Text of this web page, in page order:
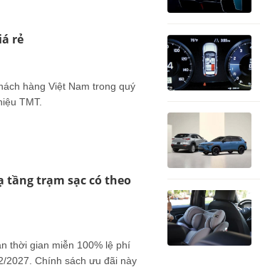
rẻ
hàng Việt Nam trong quý
TMT.
tầng trạm sạc có theo
thời gian miễn 100% lệ phí
2027. Chính sách ưu đãi này